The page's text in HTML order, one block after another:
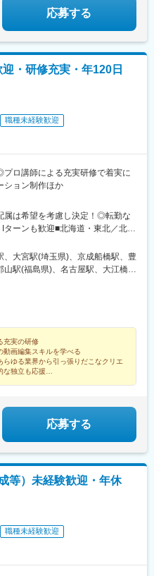
応募する
・研修充実・年120日
職種未経験歓迎
ロ講師による充実研修で着実に
ション制作ほか
は希望を考慮し決定！◎転勤な
ーンも歓迎■北海道・東北／北海
奈川、埼玉、千葉■中部／愛知■
／広島、愛媛■九州／福岡、鹿児
内全面禁煙
大宮駅(埼玉県)、京成船橋駅、豊
山駅(福島県)、名古屋駅、大江橋
八王子駅、藤沢駅、海老名駅(相
)、柏駅、新宿御苑前駅、船橋
駅、美栄橋駅、京王八王子駅、
)、八木崎駅、京成千葉駅、桜木町
下駅、狸小路駅、仙台駅(地下
五条駅(京都市営)、紙屋町東駅、
岡県)、旭橋駅、千葉駅
充実の研修
画編集スキルを学べる
ゆる業界から引っ張りだこなクリエ
な独立も応援
上
応募する
等）未経験歓迎・年休
職種未経験歓迎